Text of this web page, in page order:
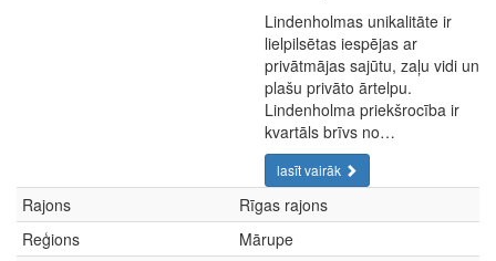
Lindenholmas unikalitāte ir
lielpilsētas iespējas ar
privātmājas sajūtu, zaļu vidi un
plašu privāto ārtelpu.
Lindenholma priekšrocība ir
kvartāls brīvs no…
lasīt vairāk
Rajons
Rīgas rajons
Reģions
Mārupe